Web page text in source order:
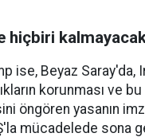
hiçbiri
ise, Beyaz Saray'da,
korunması ve
öngören yasanın
mücadelede sona